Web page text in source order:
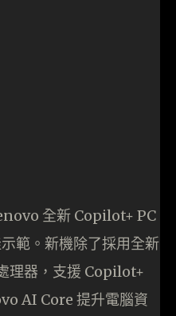
全新 Copilot+ PC
範。新機除了採用全新
理器，支援 Copilot+
AI Core 提升電腦資